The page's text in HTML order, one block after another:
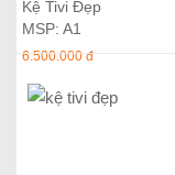
Kệ Tivi Đẹp
MSP: A1
6.500.000 đ